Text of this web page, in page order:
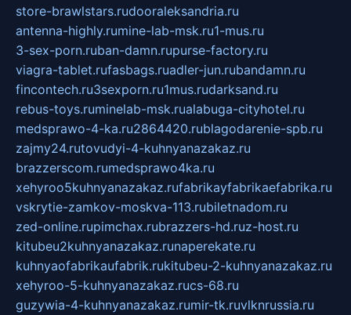
store-brawlstars.rudooraleksandria.ru
antenna-highly.rumine-lab-msk.ru1-mus.ru
3-sex-porn.ruban-damn.rupurse-factory.ru
viagra-tablet.rufasbags.ruadler-jun.rubandamn.ru
fincontech.ru3sexporn.ru1mus.rudarksand.ru
rebus-toys.ruminelab-msk.rualabuga-cityhotel.ru
medsprawo-4-ka.ru2864420.rublagodarenie-spb.ru
zajmy24.rutovudyi-4-kuhnyanazakaz.ru
brazzerscom.rumedsprawo4ka.ru
xehyroo5kuhnyanazakaz.rufabrikayfabrikaefabrika.ru
vskrytie-zamkov-moskva-113.rubiletnadom.ru
zed-online.rupimchax.rubrazzers-hd.ruz-host.ru
kitubeu2kuhnyanazakaz.runaperekate.ru
kuhnyaofabrikaufabrik.rukitubeu-2-kuhnyanazakaz.ru
xehyroo-5-kuhnyanazakaz.rucs-68.ru
guzywia-4-kuhnyanazakaz.rumir-tk.ruvlknrussia.ru